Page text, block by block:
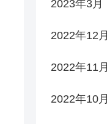
2023年3月
2022年12月
2022年11月
2022年10月